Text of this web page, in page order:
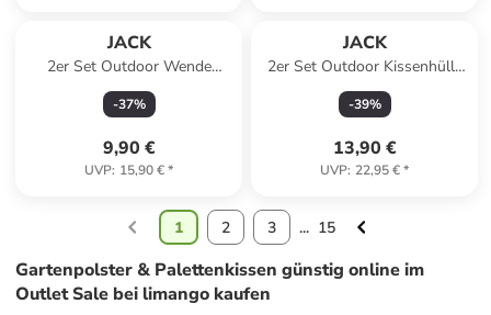
JACK
2er Set Outdoor Wende
Kissenhülle 30x50cm in
Elfenbein/Grau
-37%
9,90 €
UVP: 15,90 €*
JACK
2er Set Outdoor Kissenhülle
30x50cm Motiv in Blumen
Blau
-39%
13,90 €
UVP: 22,95 €*
1 2 3 ... 15
Gartenpolster & Palettenkissen günstig online im
Outlet Sale bei limango kaufen